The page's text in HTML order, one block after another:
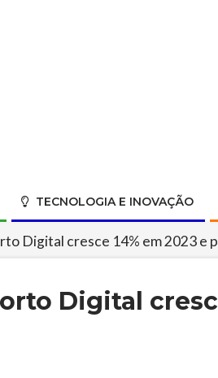
TECNOLOGIA E INOVAÇÃO
Digital cresce 14% em 2023 e
Digital